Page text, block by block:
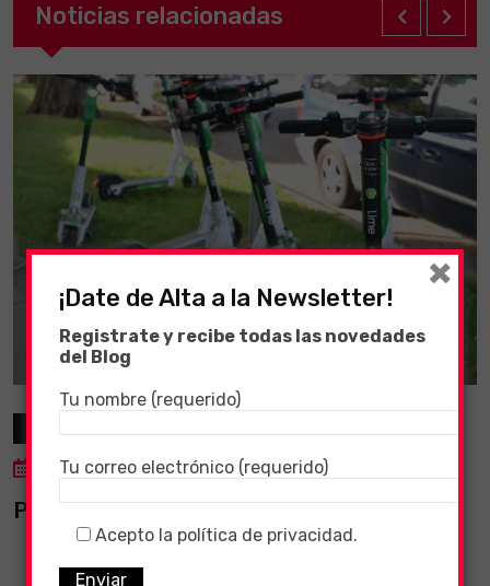
Noticias relacionadas
9 November, 2019
Patinete Eléctrico
¡Date de Alta a la Newsletter!
Registrate y recibe todas las novedades
del Blog
Tu nombre (requerido)
Tu correo electrónico (requerido)
Acepto la política de privacidad.
×